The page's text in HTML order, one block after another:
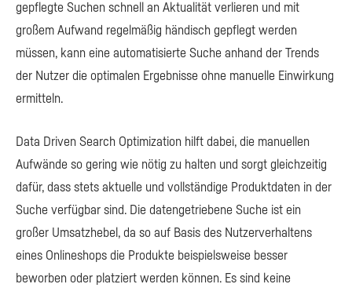
gepflegte Suchen schnell an Aktualität verlieren und mit
großem Aufwand regelmäßig händisch gepflegt werden
müssen, kann eine automatisierte Suche anhand der Trends
der Nutzer die optimalen Ergebnisse ohne manuelle Einwirkung
ermitteln.
Data Driven Search Optimization hilft dabei, die manuellen
Aufwände so gering wie nötig zu halten und sorgt gleichzeitig
dafür, dass stets aktuelle und vollständige Produktdaten in der
Suche verfügbar sind. Die datengetriebene Suche ist ein
großer Umsatzhebel, da so auf Basis des Nutzerverhaltens
eines Onlineshops die Produkte beispielsweise besser
beworben oder platziert werden können. Es sind keine